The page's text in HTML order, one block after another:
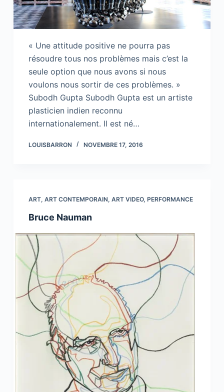
« Une attitude positive ne pourra pas
résoudre tous nos problèmes mais c’est la
seule option que nous avons si nous
voulons nous sortir de ces problèmes. »
Subodh Gupta Subodh Gupta est un artiste
plasticien indien reconnu
internationalement. Il est né…
LOUISBARRON NOVEMBRE 17, 2016
ART, ART CONTEMPORAIN, ART VIDEO, PERFORMANCE
Bruce Nauman